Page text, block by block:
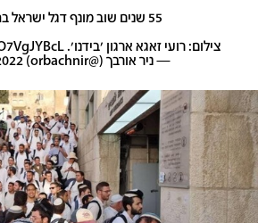
55 שנים שוב מונף דגל ישראל בהר הבית.
צילום: רועי זאגא ארגון 'בידנו'.
— ניר אורבך (@orbachnir)